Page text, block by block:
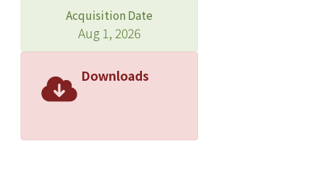
Acquisition Date
Aug 1, 2026
Downloads